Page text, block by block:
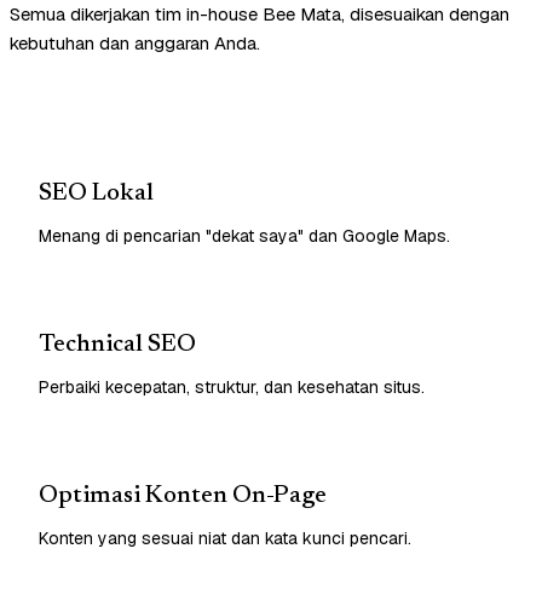
Semua dikerjakan tim in-house Bee Mata, disesuaikan dengan
kebutuhan dan anggaran Anda.
SEO Lokal
Menang di pencarian "dekat saya" dan Google Maps.
Technical SEO
Perbaiki kecepatan, struktur, dan kesehatan situs.
Optimasi Konten On-Page
Konten yang sesuai niat dan kata kunci pencari.